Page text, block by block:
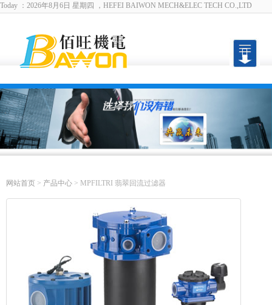
Today ：2026年8月6日 星期四 ，HEFEI BAIWON MECH&ELEC TECH CO.,LTD
网站首页 > 产品中心 > MPFILTRI 翡翠回流过滤器